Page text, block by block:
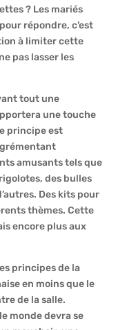
? Les mariés
répondre, c’est
à limiter cette
pas lasser les
tout une
une touche
principe est
amusants tels que
des bulles
Des kits pour
thèmes. Cette
encore plus aux
principes de la
en moins que le
de la salle.
monde devra se